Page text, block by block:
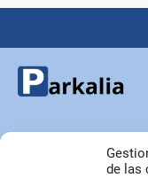
de las
Copyright © Parkalia.es